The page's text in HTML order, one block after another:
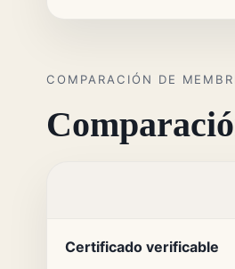
COMPARACIÓN DE
Certificado verificable